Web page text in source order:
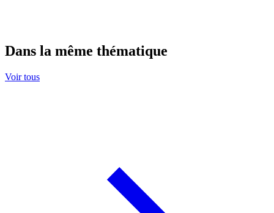
Dans la même thématique
Voir tous